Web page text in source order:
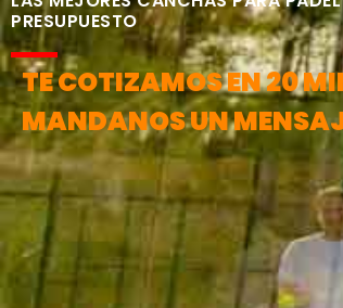
PRESUPUESTO
TE COTIZAMOS EN 20
MANDANOS UN